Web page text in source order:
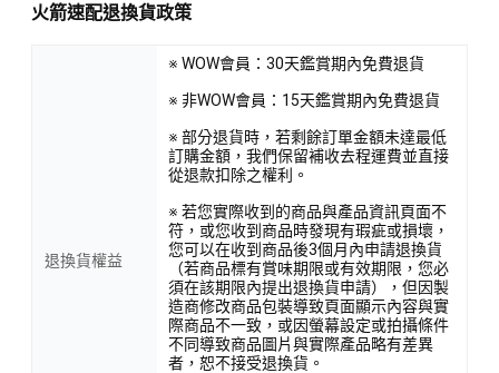
火箭速配退換貨政策
退換貨權益
※ WOW會員：30天鑑賞期內免費退貨
※ 非WOW會員：15天鑑賞期內免費退貨
※ 部分退貨時，若剩餘訂單金額未達最低
訂購金額，我們保留補收去程運費並直接
從退款扣除之權利。
※ 若您實際收到的商品與產品資訊頁面不
符，或您收到商品時發現有瑕疵或損壞，
您可以在收到商品後3個月內申請退換貨
（若商品標有賞味期限或有效期限，您必
須在該期限內提出退換貨申請），但因製
造商修改商品包裝導致頁面顯示內容與實
際商品不一致，或因螢幕設定或拍攝條件
不同導致商品圖片與實際產品略有差異
者，恕不接受退換貨。